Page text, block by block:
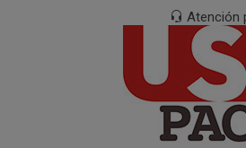
Atención